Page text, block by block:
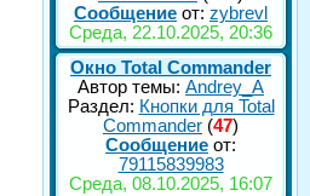
Сообщение от: zybrevl
Среда, 22.10.2025, 20:36
Окно Total Commander
Автор темы: Andrey_A
Раздел: Кнопки для Total
Commander (47)
Сообщение от:
79115839983
Среда, 08.10.2025, 16:07